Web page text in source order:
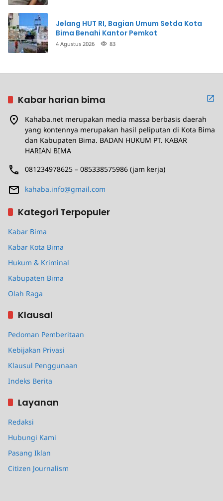
Jelang HUT RI, Bagian Umum Setda Kota
Bima Benahi Kantor Pemkot
4 Agustus 2026 83
Kabar harian bima
Kahaba.net merupakan media massa berbasis daerah
yang kontennya merupakan hasil peliputan di Kota Bima
dan Kabupaten Bima. BADAN HUKUM PT. KABAR
HARIAN BIMA
081234978625 – 085338575986 (jam kerja)
kahaba.info@gmail.com
Kategori Terpopuler
Kabar Bima
Kabar Kota Bima
Hukum & Kriminal
Kabupaten Bima
Olah Raga
Klausal
Pedoman Pemberitaan
Kebijakan Privasi
Klausul Penggunaan
Indeks Berita
Layanan
Redaksi
Hubungi Kami
Pasang Iklan
Citizen Journalism